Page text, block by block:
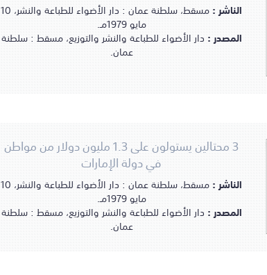
الناشر : مسقط، سلطنة عمان : دار الأضواء للطباعة والنشر، 10
مايو 1979مـ.
المصدر : دار الأضواء للطباعة والنشر والتوزيع، مسقط : سلطنة
عمان.
3 محتالين يستولون على 1.3 مليون دولار من مواطن
في دولة الإمارات
الناشر : مسقط، سلطنة عمان : دار الأضواء للطباعة والنشر، 10
مايو 1979مـ.
المصدر : دار الأضواء للطباعة والنشر والتوزيع، مسقط : سلطنة
عمان.